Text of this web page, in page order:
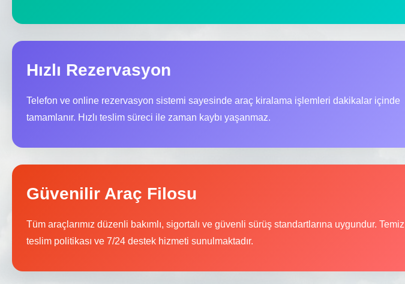
Hızlı Rezervasyon
Telefon ve online rezervasyon sistemi sayesinde araç kiralama işlemleri dakikalar içinde
tamamlanır. Hızlı teslim süreci ile zaman kaybı yaşanmaz.
Güvenilir Araç Filosu
Tüm araçlarımız düzenli bakımlı, sigortalı ve güvenli sürüş standartlarına uygundur. Temiz
teslim politikası ve 7/24 destek hizmeti sunulmaktadır.